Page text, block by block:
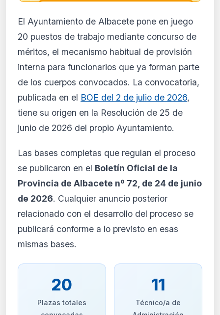
🔒
Análisis de impacto reservado
para suscriptores
El análisis detallado del impacto de esta
normativa está disponible con los planes
completo y recibe alertas personalizadas.
Ver planes
Crear mi cuenta
El Ayuntamiento de Albacete pone en juego
20 puestos de trabajo mediante concurso de
méritos, el mecanismo habitual de provisión
interna para funcionarios que ya forman parte
de los cuerpos convocados. La convocatoria,
publicada en el BOE del 2 de julio de 2026,
tiene su origen en la Resolución de 25 de
junio de 2026 del propio Ayuntamiento.
Las bases completas que regulan el proceso
se publicaron en el Boletín Oficial de la
Provincia de Albacete nº 72, de 24 de junio
de 2026. Cualquier anuncio posterior
relacionado con el desarrollo del proceso se
publicará conforme a lo previsto en esas
mismas bases.
20
Plazas totales
11
Técnico/a de